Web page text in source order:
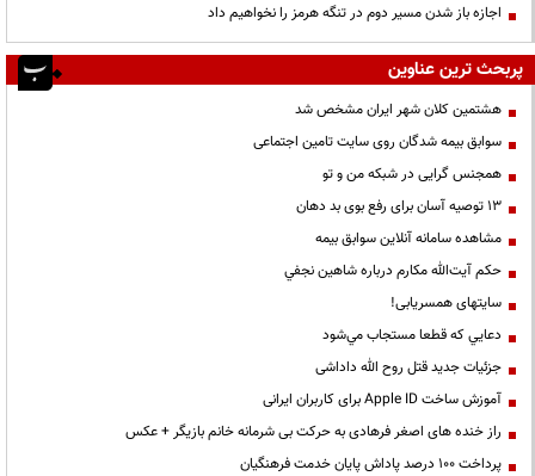
اجازه باز شدن مسیر دوم در تنگه هرمز را نخواهیم داد
پربحث ترین عناوین
هشتمین کلان شهر ایران مشخص شد
سوابق بیمه شدگان روی سایت تامین اجتماعی
همجنس گرایی در شبکه من و تو
13 توصیه آسان برای رفع بوی بد دهان
مشاهده سامانه آنلاين سوابق بیمه
حكم آيت‌الله مكارم درباره شاهين نجفي
سایتهای همسریابی!
دعايي كه قطعا مستجاب مي‌شود
جزئیات جدید قتل روح الله داداشی
آموزش ساخت Apple ID برای کاربران ایرانی
راز خنده های اصغر فرهادی به حرکت بی شرمانه خانم بازیگر + عکس
پرداخت ۱۰۰ درصد پاداش پایان خدمت فرهنگیان